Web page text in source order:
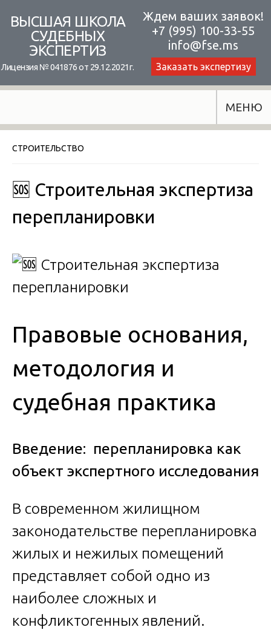
content
ВЫСШАЯ ШКОЛА
СУДЕБНЫХ
ЭКСПЕРТИЗ
Лицензия № 041876 от 29.12.2021г.
Ждем ваших заявок!
+7 (995) 100-33-55
info@fse.ms
Заказать экспертизу
МЕНЮ
СТРОИТЕЛЬСТВО
🆘 Строительная экспертиза
перепланировки
Правовые основания,
методология и
судебная практика
Введение: перепланировка как
объект экспертного исследования
В современном жилищном
законодательстве перепланировка
жилых и нежилых помещений
представляет собой одно из
наиболее сложных и
конфликтогенных явлений.